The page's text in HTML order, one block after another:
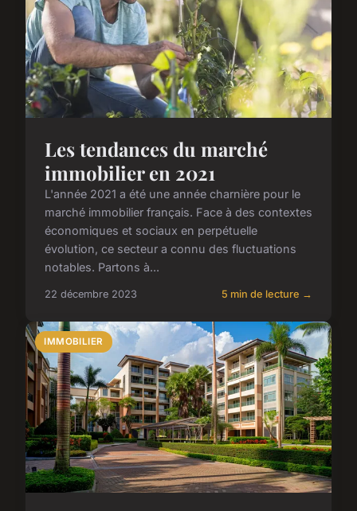
Les tendances du marché
immobilier en 2021
L'année 2021 a été une année charnière pour le
marché immobilier français. Face à des contextes
économiques et sociaux en perpétuelle
évolution, ce secteur a connu des fluctuations
notables. Partons à...
22 décembre 2023 5 min de lecture →
IMMOBILIER